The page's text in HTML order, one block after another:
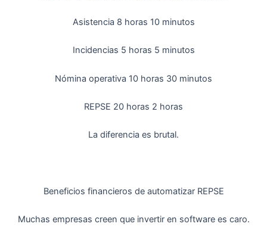
Asistencia 8 horas 10 minutos
Incidencias 5 horas 5 minutos
Nómina operativa 10 horas 30 minutos
REPSE 20 horas 2 horas
La diferencia es brutal.
Beneficios financieros de automatizar REPSE
Muchas empresas creen que invertir en software es caro.